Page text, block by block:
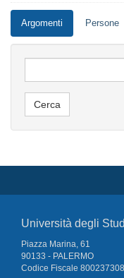
Argomenti Persone
Università degli
Piazza Marina, 61
90133 - PALERMO
Codice Fiscale